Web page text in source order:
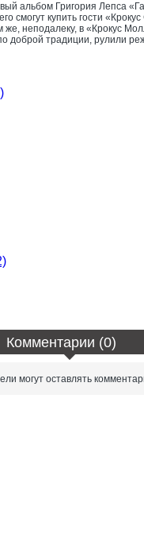
альбом Григория Лепса
смогут купить гости
неподалеку, в «Крокус
доброй традиции, рулили
Комментарии (0)
могут оставлять